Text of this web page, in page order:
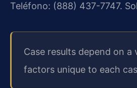
Teléfono: (888) 437-7747.
Case results depend on a
factors unique to each